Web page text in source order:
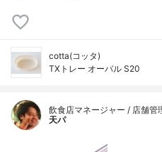
cotta(コッタ)
TXトレー オーバル S20
飲食店マネージャー / 店舗管
天パ